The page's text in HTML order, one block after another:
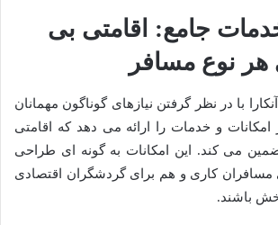
جامع: اقامتی بی
هر نوع مسافر
با در نظر گرفتن نیازهای گوناگون مهمانان
و خدمات را ارائه می دهد که اقامتی
می کند. این امکانات به گونه ای طراحی
مسافران کاری و هم برای گردشگران اقتصادی
باشند.